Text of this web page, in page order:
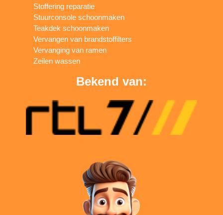
Stoffering reparatie
Stuurconsole schoonmaken
Teakdek schoonmaken
Vervangen van brandstoffilters
Vervanging van ramen
Zeilen wassen
Bekend van: